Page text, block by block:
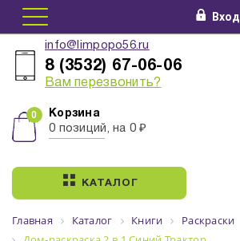
Вход
info@limpopo56.ru
8 (3532) 67-06-06
Вам перезвонить?
Корзина
0 позиций, на 0 ₽
КАТАЛОГ
Главная Каталог Книги
Раскраски